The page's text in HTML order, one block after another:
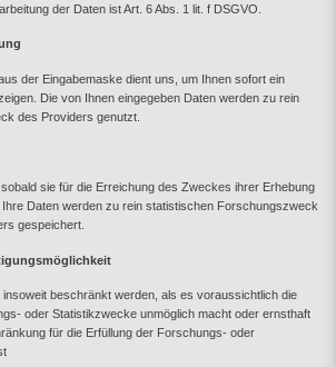
der Daten ist Art. 6 Abs. 1 lit. f DSGVO.
der Eingabemaske dient uns, um Ihnen sofort ein
Die von Ihnen eingegeben Daten werden zu rein
des Providers genutzt.
sie für die Erreichung des Zweckes ihrer Erhebung
Daten werden zu rein statistischen Forschungszweck
gespeichert.
insoweit beschränkt werden, als es voraussichtlich die
oder Statistikzwecke unmöglich macht oder ernsthaft
für die Erfüllung der Forschungs- oder